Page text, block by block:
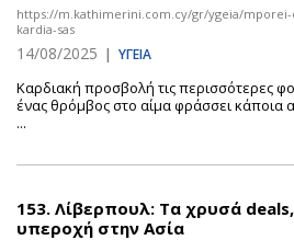
https://m.kathimerini.com.cy/gr/ygeia/
kardia-sas
14/08/2025 | ΥΓΕΙΑ
Καρδιακή προσβολή τις περισσότερες
ένας θρόμβος στο αίμα φράσσει κάποια
...
153. Λίβερπουλ: Τα χρυσά
υπεροχή στην Ασία